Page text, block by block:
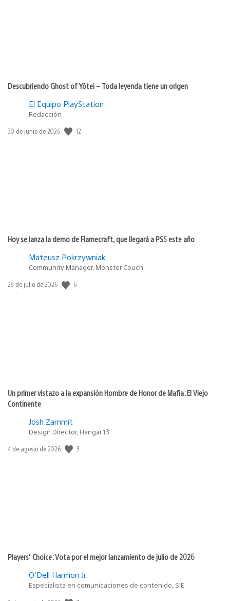
Descubriendo Ghost of Yōtei – Toda leyenda tiene un origen
El Equipo PlayStation
Redacción
Fecha
30 de junio de 2026 12
Hoy se lanza la demo de Flamecraft, que llegará a PS5 este año
Mateusz Pokrzywniak
Community Manager, Monster Couch
Fecha
28 de julio de 2026 6
Un primer vistazo a la expansión Hombre de Honor de Mafia: El Viejo
Continente
Josh Zammit
Design Director, Hangar 13
Fecha
4 de agosto de 2026 3
Players’ Choice: Vota por el mejor lanzamiento de julio de 2026
O'Dell Harmon Jr.
Especialista en comunicaciones de contenido, SIE